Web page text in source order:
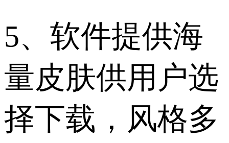
5、软件提供海
量皮肤供用户选
择下载，风格多